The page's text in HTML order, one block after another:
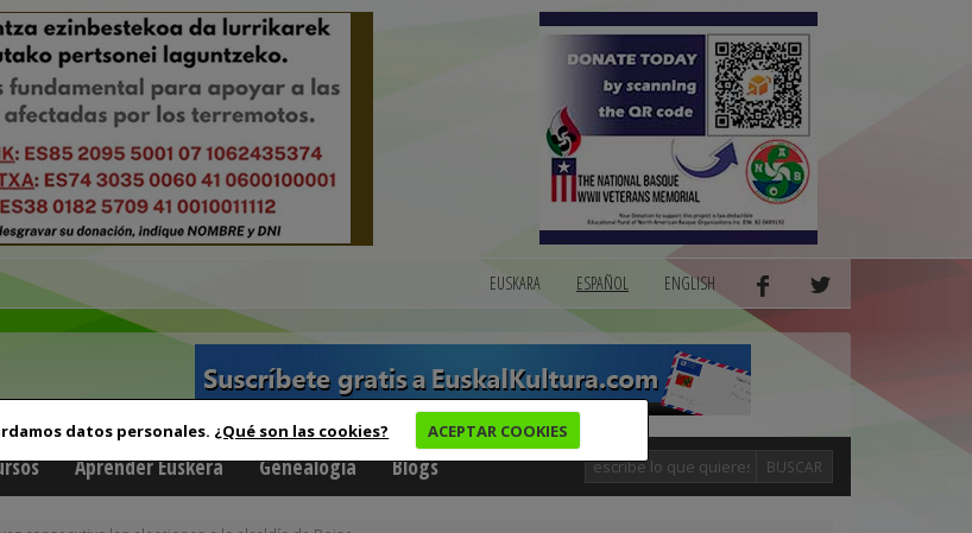
datos personales. ¿Qué son las cookies? ACEPTAR COOKIES
EUSKARA ESPAÑOL ENGLISH
Aprender Euskera Genealogía Blogs BUSCAR